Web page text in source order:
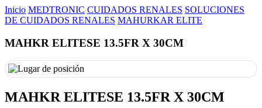
Inicio MEDTRONIC CUIDADOS RENALES SOLUCIONES
DE CUIDADOS RENALES MAHURKAR ELITE
MAHKR ELITESE 13.5FR X 30CM
MAHKR ELITESE 13.5FR X 30CM